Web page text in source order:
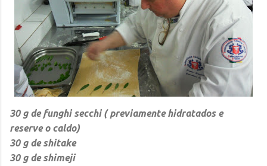
30 g de funghi secchi ( previamente hidratados e
reserve o caldo)
30 g de shitake
30 g de shimeji